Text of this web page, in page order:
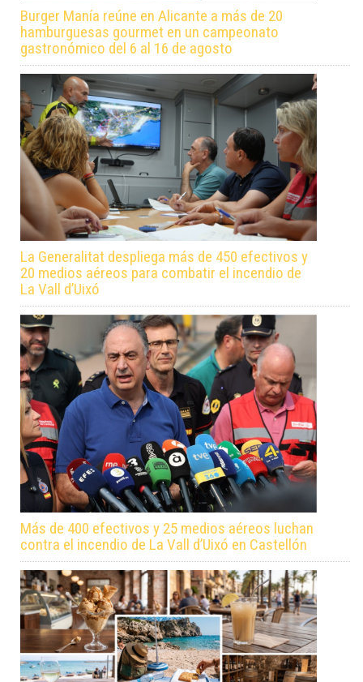
Burger Manía reúne en Alicante a más de 20
hamburguesas gourmet en un campeonato
gastronómico del 6 al 16 de agosto
La Generalitat despliega más de 450 efectivos y
20 medios aéreos para combatir el incendio de
La Vall d’Uixó
Más de 400 efectivos y 25 medios aéreos luchan
contra el incendio de La Vall d’Uixó en Castellón